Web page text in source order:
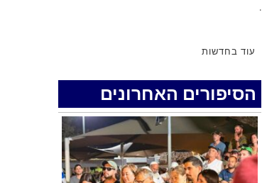
.
זוג שיחד עם ילדיהם יצאו למסע גניבות
באילת.
האדמה רועדת- סדרת רעידות אדמה
בחצי האי סיני
עוד בחדשות
הסיפורים האחרונים